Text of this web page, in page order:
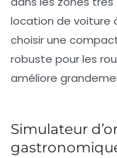
location de voiture
choisir une
robuste pour les
améliore
Simulateur